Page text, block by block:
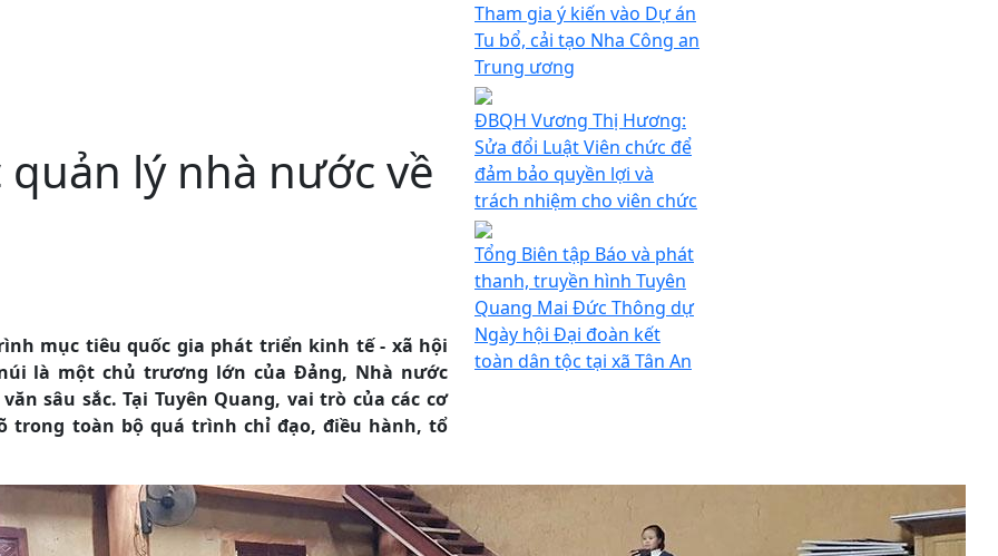
lý nhà nước về
mục tiêu quốc gia phát triển kinh tế - xã hội
là một chủ trương lớn của Đảng, Nhà nước
sâu sắc. Tại Tuyên Quang, vai trò của các cơ
trong toàn bộ quá trình chỉ đạo, điều hành, tổ
Tham gia ý kiến vào Dự án
Tu bổ, cải tạo Nha Công an
Trung ương
ĐBQH Vương Thị Hương:
Sửa đổi Luật Viên chức để
đảm bảo quyền lợi và
trách nhiệm cho viên chức
Tổng Biên tập Báo và phát
thanh, truyền hình Tuyên
Quang Mai Đức Thông dự
Ngày hội Đại đoàn kết
toàn dân tộc tại xã Tân An